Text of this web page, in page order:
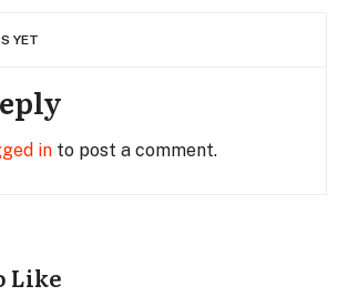
YET
in to post a comment.
Like